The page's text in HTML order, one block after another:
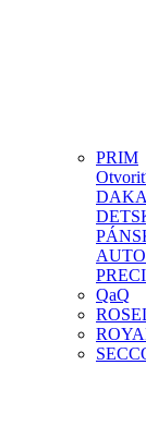
PRIM
QaQ